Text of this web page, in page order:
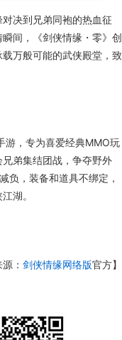
决到兄弟同袍的热血征
间，《剑侠情缘・零》创
万般可能的武侠殿堂，致
游，专为喜爱经典MMO玩
弟集结团战，争夺野外
负，装备和道具不绑定，
湖。
源： 剑侠情缘网络版官方】